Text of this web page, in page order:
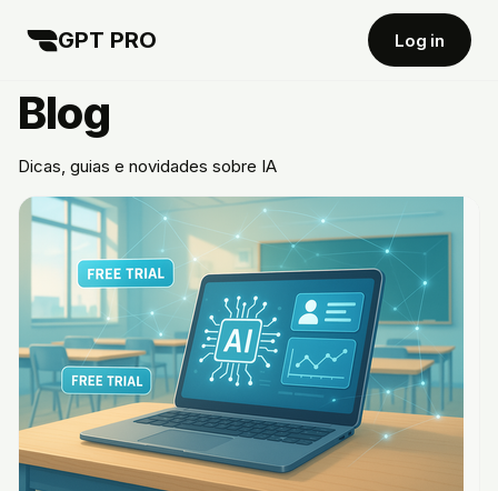
GPT PRO Log in
Blog
Dicas, guias e novidades sobre IA